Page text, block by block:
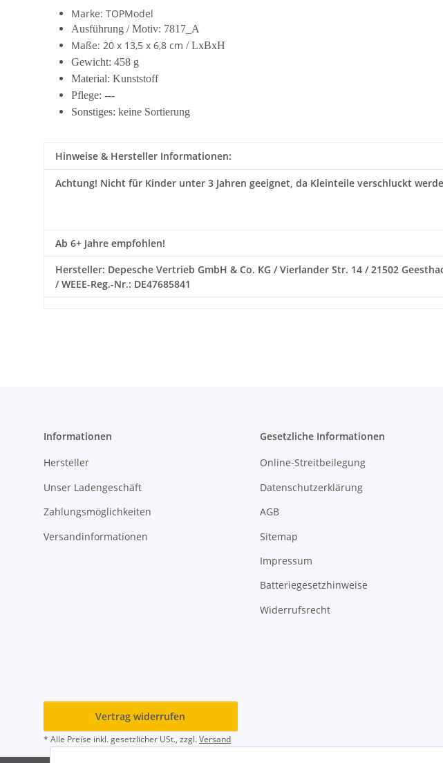
Marke: TOPModel
Ausführung / Motiv: 7817_A
Maße: 20 x 13,5 x 6,8 cm / LxBxH
Gewicht: 458 g
Material: Kunststoff
Pflege: ---
Sonstiges: keine Sortierung
Hinweise & Hersteller Informationen:
Achtung! Nicht für Kinder unter 3 Jahren geeignet, da Kleinteile verschluckt
Ab 6+ Jahre empfohlen!
Hersteller: Depesche Vertrieb GmbH & Co. KG / Vierlander Str. 14 / 21502
/ WEEE-Reg.-Nr.: DE47685841
Informationen
Hersteller
Unser Ladengeschäft
Zahlungsmöglichkeiten
Versandinformationen
Gesetzliche Informationen
Online-Streitbeilegung
Datenschutzerklärung
AGB
Sitemap
Impressum
Batteriegesetzhinweise
Widerrufsrecht
Vertrag widerrufen
* Alle Preise inkl. gesetzlicher USt., zzgl.Versand